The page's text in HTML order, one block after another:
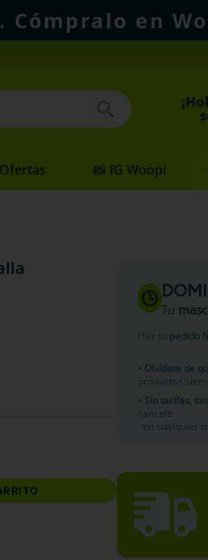
en
📸 IG Woopi
Tu
Haz tu pedido
• Olvídate de
productos
• Sin tarifas,
cancele
en cualquier